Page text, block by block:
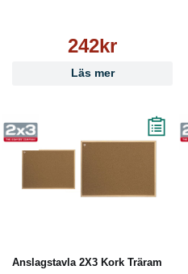
242kr
Läs mer
Anslagstavla 2X3 Kork Träram